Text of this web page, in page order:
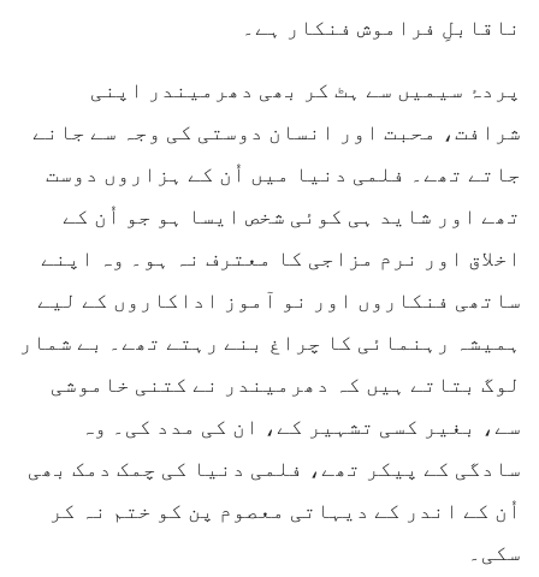
ناقابلِ فراموش فنکار ہے۔
پردۂ سیمیں سے ہٹ کر بھی دھرمیندر اپنی
شرافت، محبت اور انسان دوستی کی وجہ سے جانے
جاتے تھے۔ فلمی دنیا میں اُن کے ہزاروں دوست
تھے اور شاید ہی کوئی شخص ایسا ہو جو اُن کے
اخلاق اور نرم مزاجی کا معترف نہ ہو۔ وہ اپنے
ساتھی فنکاروں اور نو آموز اداکاروں کے لیے
ہمیشہ رہنمائی کا چراغ بنے رہتے تھے۔ بے شمار
لوگ بتاتے ہیں کہ دھرمیندر نے کتنی خاموشی
سے، بغیر کسی تشہیر کے، ان کی مدد کی۔ وہ
سادگی کے پیکر تھے، فلمی دنیا کی چمک دمک بھی
اُن کے اندر کے دیہاتی معصوم پن کو ختم نہ کر
سکی۔